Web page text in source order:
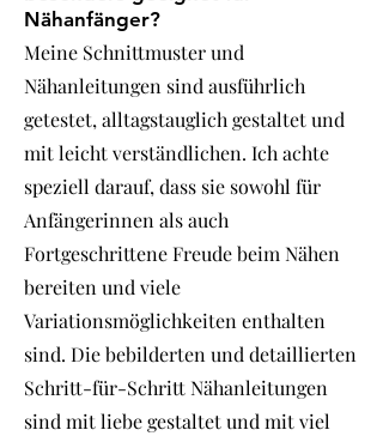
Nähanfänger?
Meine Schnittmuster und
Nähanleitungen sind ausführlich
getestet, alltagstauglich gestaltet und
mit leicht verständlichen. Ich achte
speziell darauf, dass sie sowohl für
Anfängerinnen als auch
Fortgeschrittene Freude beim Nähen
bereiten und viele
Variationsmöglichkeiten enthalten
sind. Die bebilderten und detaillierten
Schritt-für-Schritt Nähanleitungen
sind mit liebe gestaltet und mit viel